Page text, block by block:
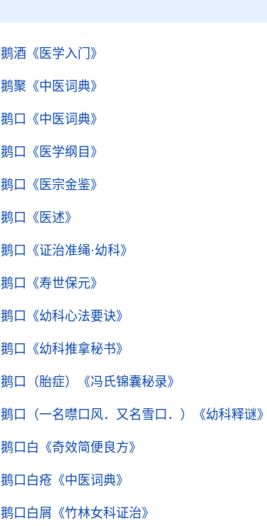
鹅酒 《医学入门》
鹅聚 《中医词典》
鹅口 《中医词典》
鹅口 《医学纲目》
鹅口 《医宗金鉴》
鹅口 《医述》
鹅口 《证治准绳·幼科》
鹅口 《寿世保元》
鹅口 《幼科心法要诀》
鹅口 《幼科推拿秘书》
鹅口（胎症） 《冯氏锦囊秘录》
鹅口（一名噤口风．又名雪口．） 《幼科释谜》
鹅口白 《奇效简便良方》
鹅口白疮 《中医词典》
鹅口白屑 《竹林女科证治》